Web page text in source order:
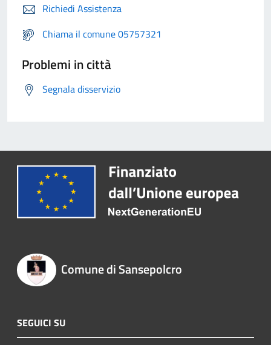
Richiedi Assistenza
Chiama il comune 05757321
Problemi in città
Segnala disservizio
Comune di Sansepolcro
SEGUICI SU